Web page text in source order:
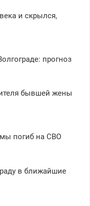
и скрылся,
прогноз
бывшей жены
погиб на СВО
в ближайшие